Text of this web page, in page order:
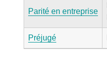
Parité en entreprise
Préjugé